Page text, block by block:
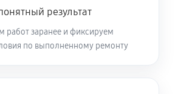
результат
работ заранее и фиксируем
по выполненному ремонту